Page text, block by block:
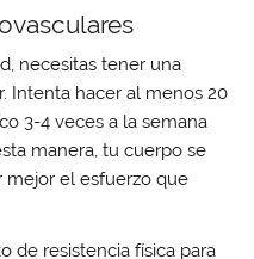
necesitas tener una
Intenta hacer al menos 20
3-4 veces a la semana
manera, tu cuerpo se
mejor el esfuerzo que
de resistencia física para